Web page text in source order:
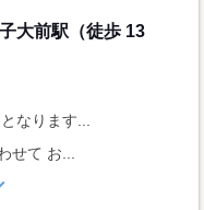
大前駅（徒歩 13
なります...
せて お...